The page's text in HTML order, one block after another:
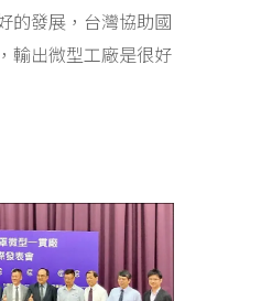
的發展，台灣協助國
輸出微型工廠是很好